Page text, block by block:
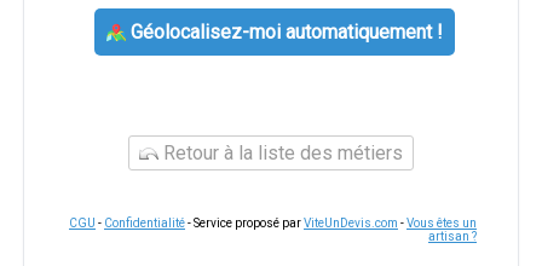
Géolocalisez-moi automatiquement !
Retour à la liste des métiers
CGU - Confidentialité- Service proposé parViteUnDevis.com -Vous êtes un
artisan ?